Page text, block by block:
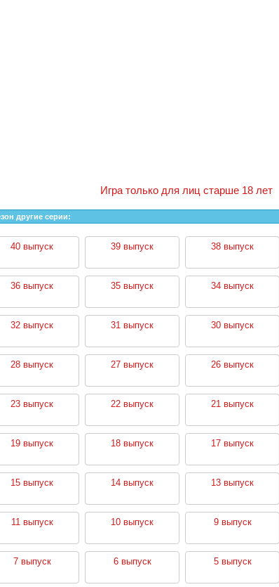
Игра только для лиц старше 18 лет
другие серии:
40 выпуск 39 выпуск 38 выпуск
36 выпуск 35 выпуск 34 выпуск
32 выпуск 31 выпуск 30 выпуск
28 выпуск 27 выпуск 26 выпуск
23 выпуск 22 выпуск 21 выпуск
19 выпуск 18 выпуск 17 выпуск
15 выпуск 14 выпуск 13 выпуск
11 выпуск 10 выпуск 9 выпуск
7 выпуск 6 выпуск 5 выпуск